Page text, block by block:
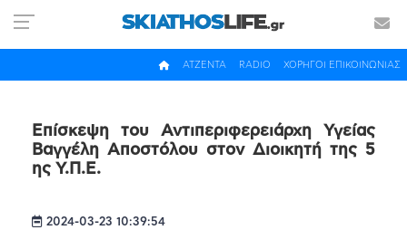
ΧΟΡΗΓΟΙ ΕΠΙΚΟΙΝΩΝΙΑΣ
RADIO
ΑΤΖΕΝΤΑ
Επίσκεψη του Αντιπεριφερειάρχη Υγείας
Βαγγέλη Αποστόλου στον Διοικητή της 5
ης Υ.Π.Ε.
2024-03-23 10:39:54